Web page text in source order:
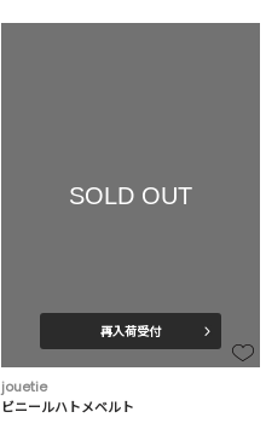
SOLD OUT
再入荷受付
jouetie
ビニールハトメベルト